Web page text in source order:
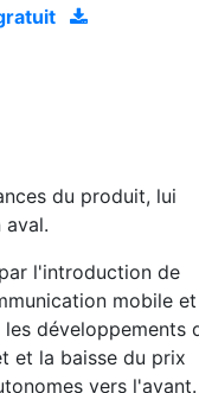
du produit, lui
aval.
l'introduction de
mobile et
développements
et la baisse du prix
vers l'avant.